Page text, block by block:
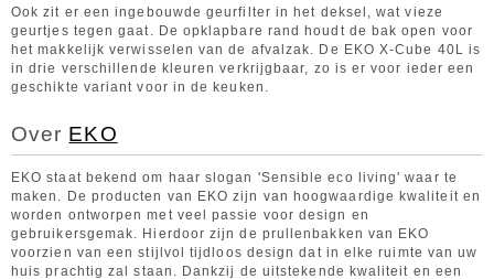
Ook zit er een ingebouwde geurfilter in het deksel, wat vieze
geurtjes tegen gaat. De opklapbare rand houdt de bak open voor
het makkelijk verwisselen van de afvalzak. De EKO X-Cube 40L is
in drie verschillende kleuren verkrijgbaar, zo is er voor ieder een
geschikte variant voor in de keuken.
Over EKO
EKO staat bekend om haar slogan 'Sensible eco living' waar te
maken. De producten van EKO zijn van hoogwaardige kwaliteit en
worden ontworpen met veel passie voor design en
gebruikersgemak. Hierdoor zijn de prullenbakken van EKO
voorzien van een stijlvol tijdloos design dat in elke ruimte van uw
huis prachtig zal staan. Dankzij de uitstekende kwaliteit en een